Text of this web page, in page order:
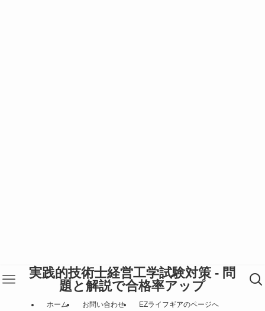
実践的技術士経営工学試験対策 - 問
題と解説で合格率アップ
ホーム お問い合わせ EZライフギアのページへ